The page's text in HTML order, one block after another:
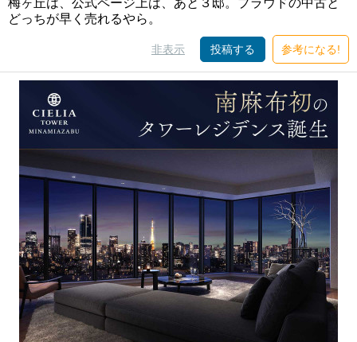
梅ヶ丘は、公式ページ上は、あと３邸。プラウドの中古と
どっちが早く売れるやら。
非表示 投稿する 参考になる!